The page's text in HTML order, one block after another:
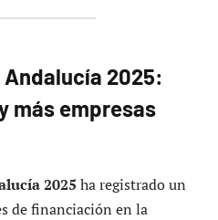
2025:
más empresas
2025 ha registrado un
de financiación en la